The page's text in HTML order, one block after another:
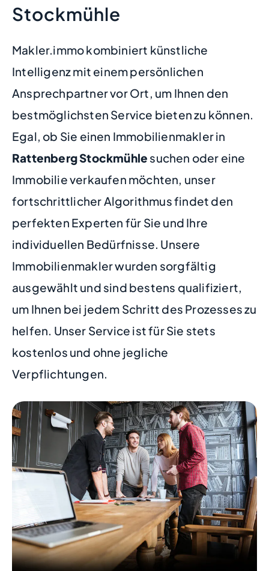
Stockmühle
Makler.immo kombiniert künstliche
Intelligenz mit einem persönlichen
Ansprechpartner vor Ort, um Ihnen den
bestmöglichsten Service bieten zu können.
Egal, ob Sie einen Immobilienmakler in
Rattenberg Stockmühle suchen oder eine
Immobilie verkaufen möchten, unser
fortschrittlicher Algorithmus findet den
perfekten Experten für Sie und Ihre
individuellen Bedürfnisse. Unsere
Immobilienmakler wurden sorgfältig
ausgewählt und sind bestens qualifiziert,
um Ihnen bei jedem Schritt des Prozesses zu
helfen. Unser Service ist für Sie stets
kostenlos und ohne jegliche
Verpflichtungen.